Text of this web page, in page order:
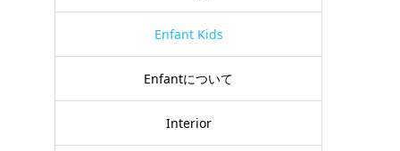
Enfant Kids
Enfantについて
Interior